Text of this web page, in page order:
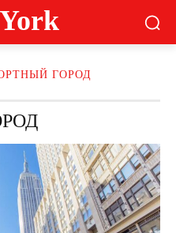
ГОРОД